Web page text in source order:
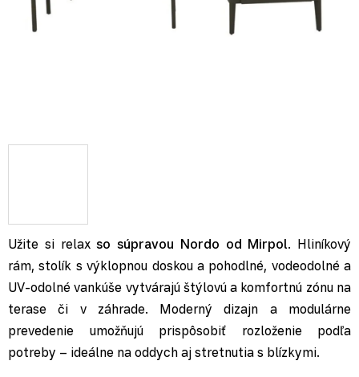
Užite si relaxso súpravou Nordo od Mirpol. Hliníkový
rám, stolík s výklopnou doskou a pohodlné, vodeodolné a
UV-odolné vankúše vytvárajú štýlovú a komfortnú zónu na
terase či v záhrade. Moderný dizajn a modulárne
prevedenie umožňujú prispôsobiť rozloženie podľa
potreby – ideálne na oddych aj stretnutia s blízkymi.